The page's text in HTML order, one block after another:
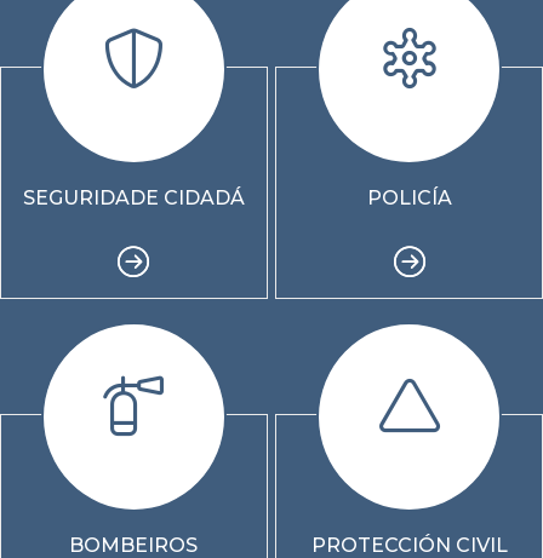
SEGURIDADE CIDADÁ POLICÍA
BOMBEIROS PROTECCIÓN CIVIL